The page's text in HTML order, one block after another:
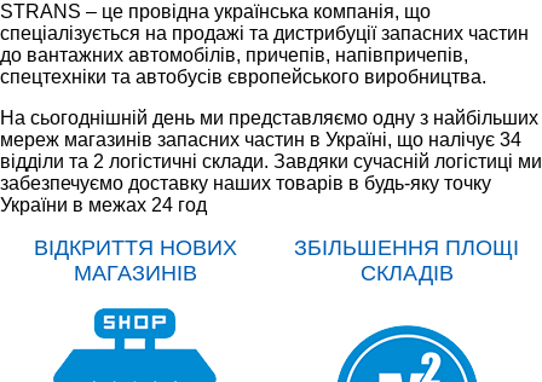
STRANS – це провідна українська компанія, що
спеціалізується на продажі та дистрибуції запасних частин
до вантажних автомобілів, причепів, напівпричепів,
спецтехніки та автобусів європейського виробництва.
На сьогоднішній день ми представляємо одну з найбільших
мереж магазинів запасних частин в Україні, що налічує 34
відділи та 2 логістичні склади. Завдяки сучасній логістиці ми
забезпечуємо доставку наших товарів в будь-яку точку
України в межах 24 год
ВІДКРИТТЯ НОВИХ
МАГАЗИНІВ
ЗБІЛЬШЕННЯ ПЛОЩІ
СКЛАДІВ